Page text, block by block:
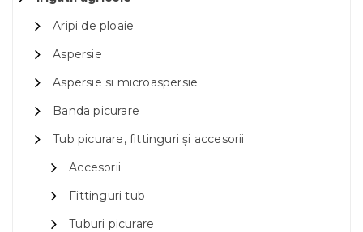
Aripi de ploaie
Aspersie
Aspersie si microaspersie
Banda picurare
Tub picurare, fittinguri și accesorii
Accesorii
Fittinguri tub
Tuburi picurare